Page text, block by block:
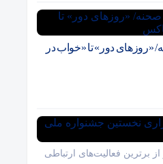
«روزهای دور» تا «خواب در
برترین فعالیت‌های ارتباطی